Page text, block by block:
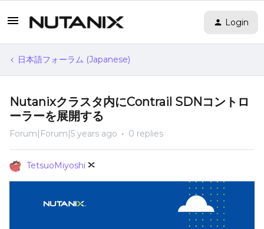
Login
日本語フォーラム (Japanese)
Nutanixクラスタ内にContrail SDNコントロ
ーラーを展開する
Forum|Forum|5 years ago 0 replies
TetsuoMiyoshi